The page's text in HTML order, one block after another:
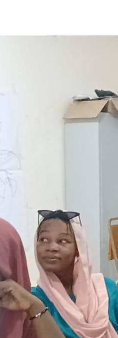
communautés
fronts pour assurer un
durable. Découvrez
jour.